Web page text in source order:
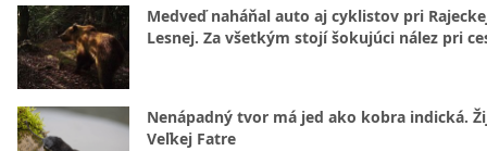
Medveď naháňal auto aj cyklistov pri
Lesnej. Za všetkým stojí šokujúci nález pri
Nenápadný tvor má jed ako kobra indická.
Veľkej Fatre